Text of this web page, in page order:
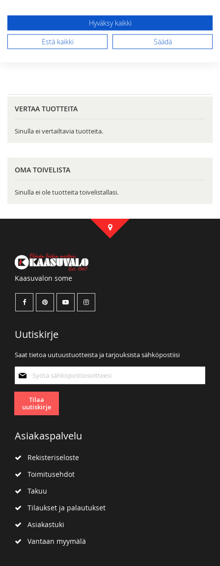
10,00 €Norm.50,00 €
Lisää ostoskoriin
Tarjoushinta
10,00 €Norm.79,00 €
Lisää ostoskoriin
VERTAA TUOTTEITA
Sinulla ei vertailtavia tuotteita.
OMA TOIVELISTA
Sinulla ei ole tuotteita toivelistallasi.
Kaasuvalon some
Uutiskirje
Saat tietoa uutuustuotteista ja tarjouksista sähköpostiisi
uutiskirjeemme:
Tilaa
uutiskirje
Asiakaspalvelu
Rekisteriseloste
Toimitusehdot
Takuu
Tilaukset ja palautukset
Asiakastuki
Vantaan myymälä
Hyväksy kaikki
Estä kaikki Säädä